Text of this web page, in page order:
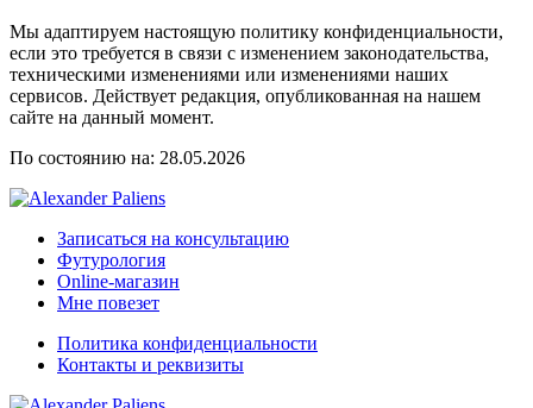
Мы адаптируем настоящую политику конфиденциальности,
если это требуется в связи с изменением законодательства,
техническими изменениями или изменениями наших
сервисов. Действует редакция, опубликованная на нашем
сайте на данный момент.
По состоянию на: 28.05.2026
Записаться на консультацию
Футурология
Online-магазин
Мне повезет
Политика конфиденциальности
Контакты и реквизиты